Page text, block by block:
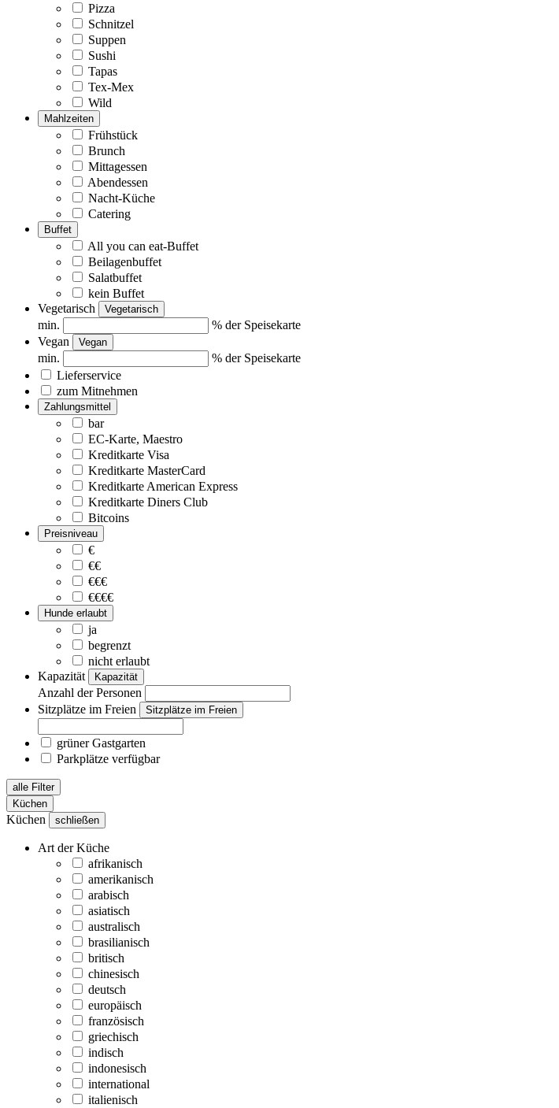
Pizza
Schnitzel
Suppen
Sushi
Tapas
Tex-Mex
Wild
Mahlzeiten
Frühstück
Brunch
Mittagessen
Abendessen
Nacht-Küche
Catering
Buffet
All you can eat-Buffet
Beilagenbuffet
Salatbuffet
kein Buffet
Vegetarisch
Vegetarisch
min.
% der Speisekarte
Vegan
Vegan
min.
% der Speisekarte
Lieferservice
zum Mitnehmen
Zahlungsmittel
bar
EC-Karte, Maestro
Kreditkarte Visa
Kreditkarte MasterCard
Kreditkarte American Express
Kreditkarte Diners Club
Bitcoins
Preisniveau
€
€€
€€€
€€€€
Hunde erlaubt
ja
begrenzt
nicht erlaubt
Kapazität
Kapazität
Anzahl der Personen
Sitzplätze im Freien
Sitzplätze im Freien
grüner Gastgarten
Parkplätze verfügbar
alle Filter
Küchen
Küchen schließen
Art der Küche
afrikanisch
amerikanisch
arabisch
asiatisch
australisch
brasilianisch
britisch
chinesisch
deutsch
europäisch
französisch
griechisch
indisch
indonesisch
international
italienisch